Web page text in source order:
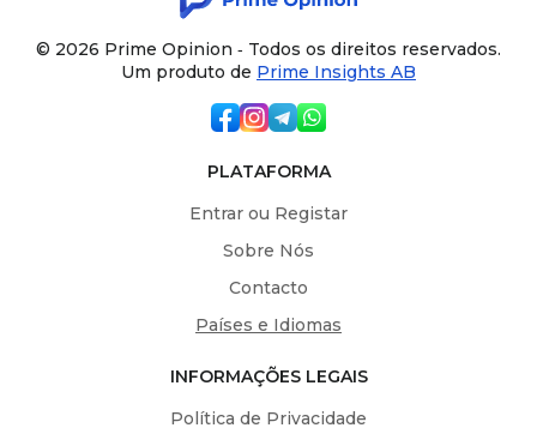
© 2026 Prime Opinion ‐ Todos os direitos reservados.
Um produto de Prime Insights AB
PLATAFORMA
Entrar ou Registar
Sobre Nós
Contacto
Países e Idiomas
INFORMAÇÕES LEGAIS
Política de Privacidade